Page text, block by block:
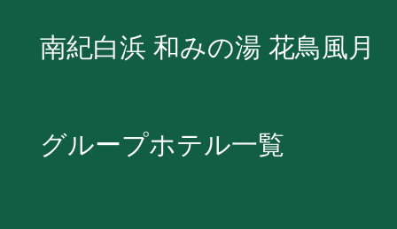
南紀白浜 和みの湯 花鳥風月
グループホテル一覧